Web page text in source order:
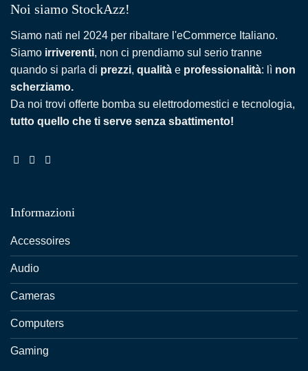
Noi siamo StockAzz!
Siamo nati nel 2024 per ribaltare l'eCommerce Italiano.
Siamo irriverenti, non ci prendiamo sul serio tranne
quando si parla di prezzi, qualità e professionalità: lì non
scherziamo.
Da noi trovi offerte bomba su elettrodomestici e tecnologia,
tutto quello che ti serve senza sbattimento!
Informazioni
Accessoires
Audio
Cameras
Computers
Gaming